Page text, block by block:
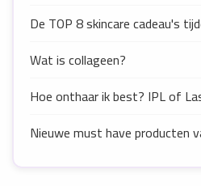
De TOP 8 skincare cadeau's
Wat is collageen?
Hoe onthaar ik best? IPL of
Nieuwe must have producten